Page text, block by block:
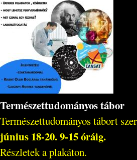
Természettudományos tábor
Természettudományos tábort
június 18-20. 9-15 óráig.
Részletek a plakáton.